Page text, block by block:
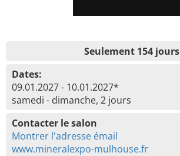
Seulement 154 jours
Dates:
09.01.2027 - 10.01.2027*
samedi - dimanche, 2 jours
Contacter le salon
Montrer l'adresse émail
www.mineralexpo-mulhouse.fr